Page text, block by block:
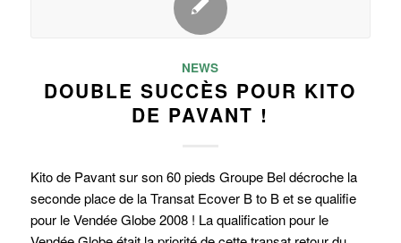
NEWS
DOUBLE SUCCÈS POUR KITO
DE PAVANT !
Kito de Pavant sur son 60 pieds Groupe Bel décroche la
seconde place de la Transat Ecover B to B et se qualifie
pour le Vendée Globe 2008 ! La qualification pour le